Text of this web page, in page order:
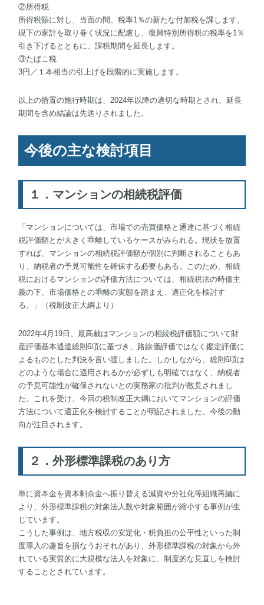
②所得税
所得税額に対し、当面の間、税率1％の新たな付加税を課します。
現下の家計を取り巻く状況に配慮し、復興特別所得税の税率を1％
引き下げるとともに、課税期間を延長します。
③たばこ税
3円／１本相当の引上げを段階的に実施します。
以上の措置の施行時期は、2024年以降の適切な時期とされ、延長
期間を含め結論は先送りされました。
今後の主な検討項目
１．マンションの相続税評価
「マンションについては、市場での売買価格と通達に基づく相続
税評価額とが大きく乖離しているケースがみられる。現状を放置
すれば、マンションの相続税評価額が個別に判断されることもあ
り、納税者の予見可能性を確保する必要もある。このため、相続
税におけるマンションの評価方法については、相続税法の時価主
義の下、市場価格との乖離の実態を踏まえ、適正化を検討す
る。」（税制改正大綱より）
2022年4月19日、最高裁はマンションの相続税評価額について財
産評価基本通達総則6項に基づき、路線価評価ではなく鑑定評価に
よるものとした判決を言い渡しました。しかしながら、総則6項は
どのような場合に適用されるかが必ずしも明確ではなく、納税者
の予見可能性が確保されないとの実務家の批判が散見されまし
た。これを受け、今回の税制改正大綱においてマンションの評価
方法について適正化を検討することが明記されました。今後の動
向が注目されます。
２．外形標準課税のあり方
単に資本金を資本剰余金へ振り替える減資や分社化等組織再編に
より、外形標準課税の対象法人数や対象範囲が縮小する事例が生
じています。
こうした事例は、地方税収の安定化・税負担の公平性といった制
度導入の趣旨を損なうおそれがあり、外形標準課税の対象から外
れている実質的に大規模な法人を対象に、制度的な見直しを検討
することとされています。